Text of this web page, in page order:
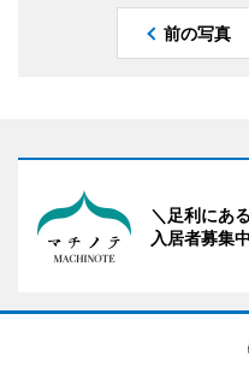
前の写真
＼足利にあ
入居者募集